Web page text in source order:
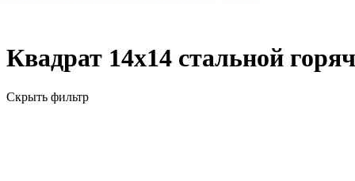
Квадрат 14х14 стальной
Скрыть фильтр